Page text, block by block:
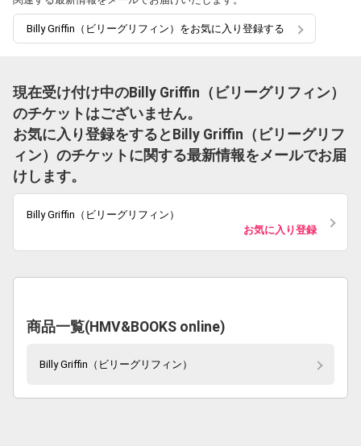
Billy Griffin（ビリーグリフィン）をお気に入り登録する
現在受け付け中のBilly Griffin（ビリーグリフィン）
のチケットはございません。
お気に入り登録をするとBilly Griffin（ビリーグリフ
ィン）のチケットに関する最新情報をメールでお届
けします。
Billy Griffin（ビリーグリフィン）
お気に入り登録
商品一覧(HMV&BOOKS online)
Billy Griffin（ビリーグリフィン）